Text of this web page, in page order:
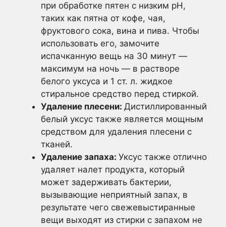
при обработке пятен с низким pH,
таких как пятна от кофе, чая,
фруктового сока, вина и пива. Чтобы
использовать его, замочите
испачканную вещь на 30 минут —
максимум на ночь — в растворе
белого уксуса и 1 ст. л. жидкое
стиральное средство перед стиркой.
Удаление плесени: Дистиллированный
белый уксус также является мощным
средством для удаления плесени с
тканей.
Удаление запаха: Уксус также отлично
удаляет налет продукта, который
может задерживать бактерии,
вызывающие неприятный запах, в
результате чего свежевыстиранные
вещи выходят из стирки с запахом не